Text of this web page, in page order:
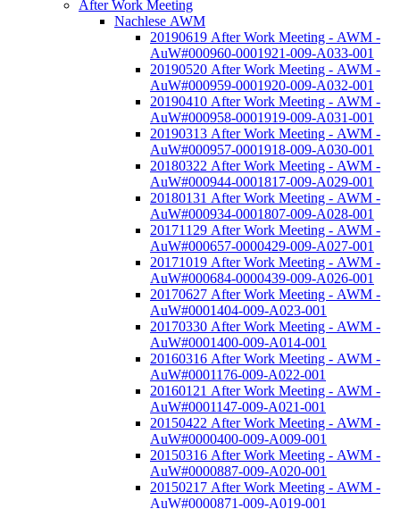
After Work Meeting
Nachlese AWM
20190619 After Work Meeting - AWM -
AuW#000960-0001921-009-A033-001
20190520 After Work Meeting - AWM -
AuW#000959-0001920-009-A032-001
20190410 After Work Meeting - AWM -
AuW#000958-0001919-009-A031-001
20190313 After Work Meeting - AWM -
AuW#000957-0001918-009-A030-001
20180322 After Work Meeting - AWM -
AuW#000944-0001817-009-A029-001
20180131 After Work Meeting - AWM -
AuW#000934-0001807-009-A028-001
20171129 After Work Meeting - AWM -
AuW#000657-0000429-009-A027-001
20171019 After Work Meeting - AWM -
AuW#000684-0000439-009-A026-001
20170627 After Work Meeting - AWM -
AuW#0001404-009-A023-001
20170330 After Work Meeting - AWM -
AuW#0001400-009-A014-001
20160316 After Work Meeting - AWM -
AuW#0001176-009-A022-001
20160121 After Work Meeting - AWM -
AuW#0001147-009-A021-001
20150422 After Work Meeting - AWM -
AuW#0000400-009-A009-001
20150316 After Work Meeting - AWM -
AuW#0000887-009-A020-001
20150217 After Work Meeting - AWM -
AuW#0000871-009-A019-001